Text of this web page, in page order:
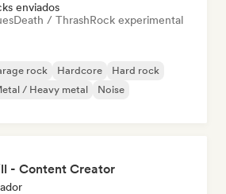
enviados
Death / ThrashRock experimental
rock Hardcore
Hard rock
/ Heavy metal
Noise
- Content Creator